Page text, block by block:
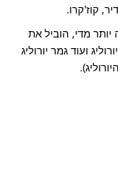
קוז'קרו.
מדי, הוביל את
ועוד גמר יורוליג